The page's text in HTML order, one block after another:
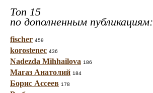
Топ 15
по дополненным публикациям:
fischer 459
korostenec 436
Nadezda Mihhailova 186
Магаз Анатолий 184
Борис Ассеев 178